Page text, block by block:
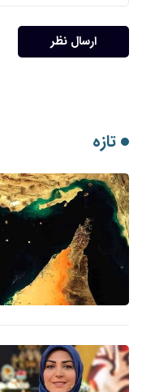
ارسال نظر
تازه